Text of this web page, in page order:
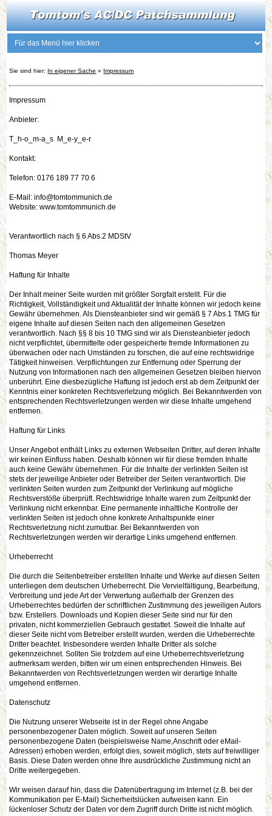
Sie sind hier: In eigener Sache » Impressum
Impressum
Anbieter:
T_h-o_m-a_s M_e-y_e-r
Kontakt:
Telefon: 0176 189 77 70 6
E-Mail: info@tomtommunich.de
Website: www.tomtommunich.de
Verantwortlich nach § 6 Abs.2 MDStV
Thomas Meyer
Haftung für Inhalte
Der Inhalt meiner Seite wurden mit größter Sorgfalt erstellt. Für die
Richtigkeit, Vollständigkeit und Aktualität der Inhalte können wir jedoch keine
Gewähr übernehmen. Als Diensteanbieter sind wir gemäß § 7 Abs.1 TMG für
eigene Inhalte auf diesen Seiten nach den allgemeinen Gesetzen
verantwortlich. Nach §§ 8 bis 10 TMG sind wir als Diensteanbieter jedoch
nicht verpflichtet, übermittelte oder gespeicherte fremde Informationen zu
überwachen oder nach Umständen zu forschen, die auf eine rechtswidrige
Tätigkeit hinweisen. Verpflichtungen zur Entfernung oder Sperrung der
Nutzung von Informationen nach den allgemeinen Gesetzen bleiben hiervon
unberührt. Eine diesbezügliche Haftung ist jedoch erst ab dem Zeitpunkt der
Kenntnis einer konkreten Rechtsverletzung möglich. Bei Bekanntwerden von
entsprechenden Rechtsverletzungen werden wir diese Inhalte umgehend
entfernen.
Haftung für Links
Unser Angebot enthält Links zu externen Webseiten Dritter, auf deren Inhalte
wir keinen Einfluss haben. Deshalb können wir für diese fremden Inhalte
auch keine Gewähr übernehmen. Für die Inhalte der verlinkten Seiten ist
stets der jeweilige Anbieter oder Betreiber der Seiten verantwortlich. Die
verlinkten Seiten wurden zum Zeitpunkt der Verlinkung auf mögliche
Rechtsverstöße überprüft. Rechtswidrige Inhalte waren zum Zeitpunkt der
Verlinkung nicht erkennbar. Eine permanente inhaltliche Kontrolle der
verlinkten Seiten ist jedoch ohne konkrete Anhaltspunkte einer
Rechtsverletzung nicht zumutbar. Bei Bekanntwerden von
Rechtsverletzungen werden wir derartige Links umgehend entfernen.
Urheberrecht
Die durch die Seitenbetreiber erstellten Inhalte und Werke auf diesen Seiten
unterliegen dem deutschen Urheberrecht. Die Vervielfältigung, Bearbeitung,
Verbreitung und jede Art der Verwertung außerhalb der Grenzen des
Urheberrechtes bedürfen der schriftlichen Zustimmung des jeweiligen Autors
bzw. Erstellers. Downloads und Kopien dieser Seite sind nur für den
privaten, nicht kommerziellen Gebrauch gestattet. Soweit die Inhalte auf
dieser Seite nicht vom Betreiber erstellt wurden, werden die Urheberrechte
Dritter beachtet. Insbesondere werden Inhalte Dritter als solche
gekennzeichnet. Sollten Sie trotzdem auf eine Urheberrechtsverletzung
aufmerksam werden, bitten wir um einen entsprechenden Hinweis. Bei
Bekanntwerden von Rechtsverletzungen werden wir derartige Inhalte
umgehend entfernen.
Datenschutz
Die Nutzung unserer Webseite ist in der Regel ohne Angabe
personenbezogener Daten möglich. Soweit auf unseren Seiten
personenbezogene Daten (beispielsweise Name,Anschrift oder eMail-
Adressen) erhoben werden, erfolgt dies, soweit möglich, stets auf freiwilliger
Basis. Diese Daten werden ohne Ihre ausdrückliche Zustimmung nicht an
Dritte weitergegeben.
Wir weisen darauf hin, dass die Datenübertragung im Internet (z.B. bei der
Kommunikation per E-Mail) Sicherheitslücken aufweisen kann. Ein
lückenloser Schutz der Daten vor dem Zugriff durch Dritte ist nicht möglich.